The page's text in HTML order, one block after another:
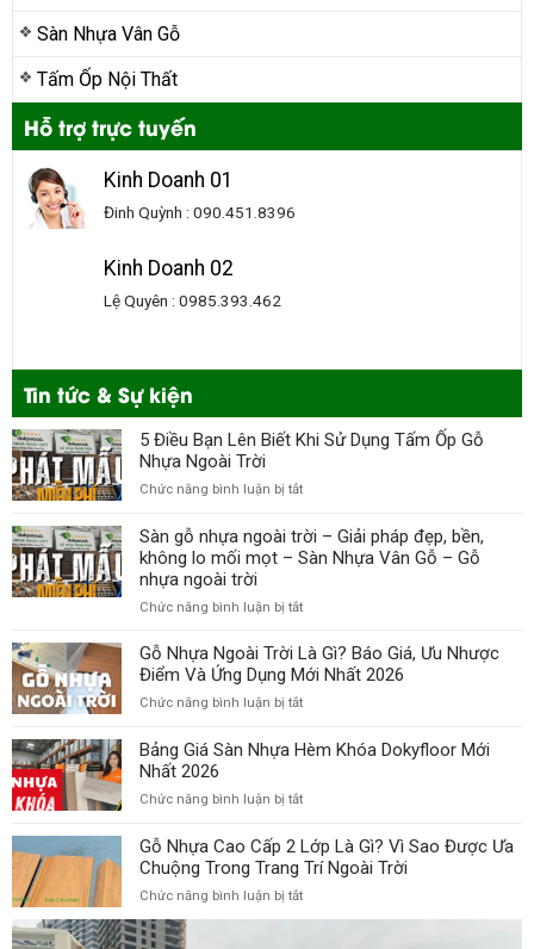
Sàn Nhựa Vân Gỗ
Tấm Ốp Nội Thất
Hỗ trợ trực tuyến
Kinh Doanh 01
Đinh Quỳnh : 090.451.8396
Kinh Doanh 02
Lệ Quyên : 0985.393.462
Tin tức & Sự kiện
5 Điều Bạn Lên Biết Khi Sử Dụng Tấm Ốp Gỗ
Nhựa Ngoài Trời
Chức năng bình luận bị tắt
Bạn
Lên
Khi
Tấm
Ốp
Gỗ
Ngoài
Sàn gỗ nhựa ngoài trời – Giải pháp đẹp, bền,
không lo mối mọt – Sàn Nhựa Vân Gỗ – Gỗ
nhựa ngoài trời
Chức năng bình luận bị tắt
nhựa
ngoài
trời
Giải
pháp
bền,
lo
mối
–
Sàn
Gỗ Nhựa Ngoài Trời Là Gì? Báo Giá, Ưu Nhược
Điểm Và Ứng Dụng Mới Nhất 2026
Chức năng bình luận bị tắt
Ngoài
Là
Báo
Giá,
Ưu
Nhược
Điểm
Bảng Giá Sàn Nhựa Hèm Khóa Dokyfloor Mới
Nhất 2026
Chức năng bình luận bị tắt
Sàn
Nhựa
Hèm
Gỗ Nhựa Cao Cấp 2 Lớp Là Gì? Vì Sao Được Ưa
Chuộng Trong Trang Trí Ngoài Trời
Chức năng bình luận bị tắt